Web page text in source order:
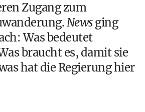
Zugang zum
Newsging
Was bedeutet
braucht es, damit sie
hat die Regierung hier